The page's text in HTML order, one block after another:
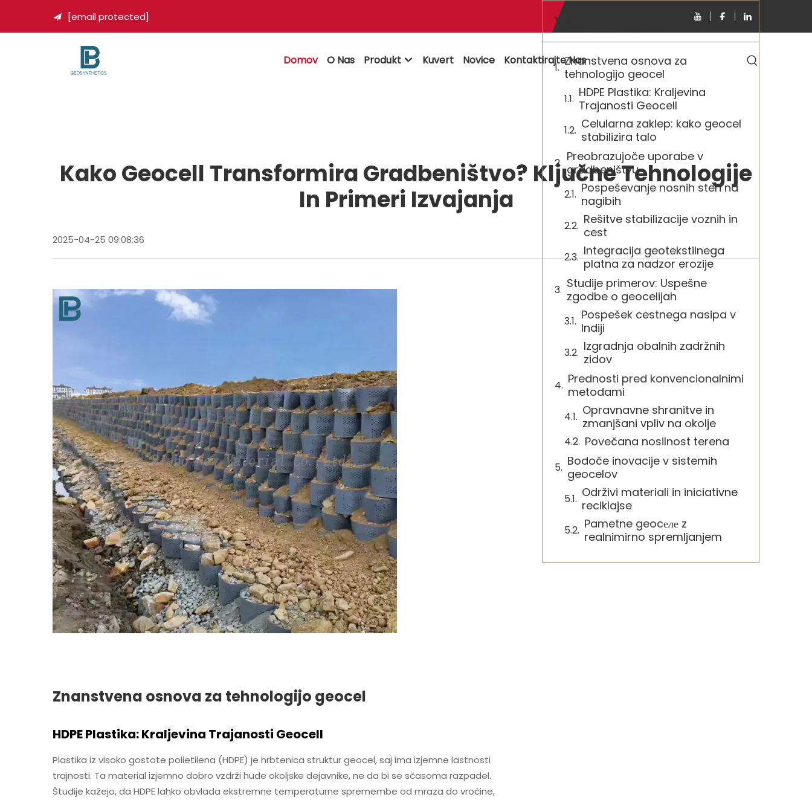
 [email protected]
Domov O Nas Produkt  Kuvert Novice Kontaktirajte Nas
Kako Geocell Transformira Gradbeništvo? Ključne Tehnologije
In Primeri Izvajanja
2025-04-25 09:08:36
Znanstvena osnova za tehnologijo geocel
HDPE Plastika: Kraljevina Trajanosti Geocell
Plastika iz visoko gostote polietilena (HDPE) je hrbtenica struktur geocel, saj ima izjemne lastnosti
trajnosti. Ta material izjemno dobro vzdrži hude okoljske dejavnike, ne da bi se sčasoma razpadel.
Študije kažejo, da HDPE lahko obvlada ekstremne temperaturne spremembe od mraza do vročine,
Vsebina
Znanstvena osnova za
tehnologijo geocel
HDPE Plastika: Kraljevina
Trajanosti Geocell
Celularna zaklep: kako geocel
stabilizira talo
Preobrazujoče uporabe v
gradbeništvu
Pospeševanje nosnih sten na
nagibih
Rešitve stabilizacije voznih in
cest
Integracija geotekstilnega
platna za nadzor erozije
Studije primerov: Uspešne
zgodbe o geocelijah
Pospešek cestnega nasipa v
Indiji
Izgradnja obalnih zadržnih
zidov
Prednosti pred konvencionalnimi
metodami
Opravnavne shranitve in
zmanjšani vpliv na okolje
Povečana nosilnost terena
Bodoče inovacije v sistemih
geocelov
Održivi materiali in iniciativne
reciklajse
Pametne geocеле z
realnimirno spremljanjem